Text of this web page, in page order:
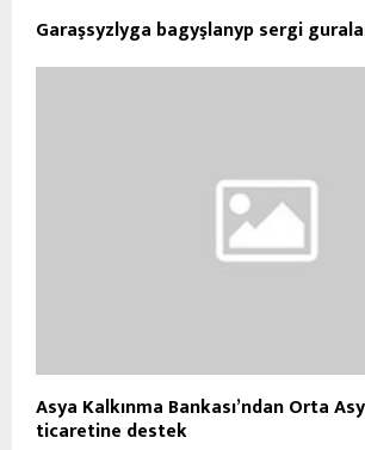
Garaşsyzlyga bagyşlanyp sergi
Asya Kalkınma Bankası’ndan Orta
ticaretine destek